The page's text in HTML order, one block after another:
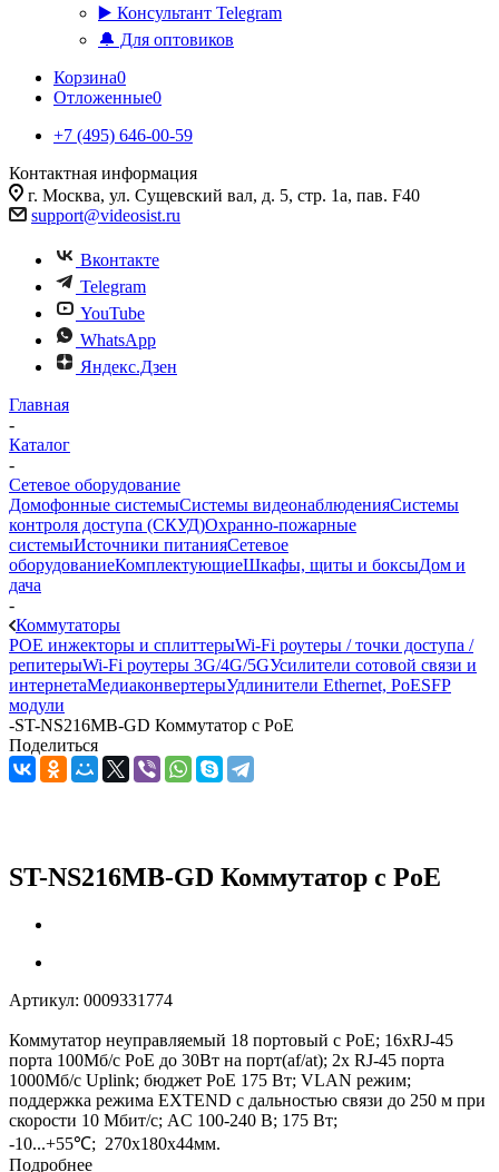
▶️ Консультант Telegram
🔔 Для оптовиков
Корзина0
Отложенные0
+7 (495) 646-00-59
Контактная информация
г. Москва, ул. Сущевский вал, д. 5, стр. 1а, пав. F40
support@videosist.ru
Вконтакте
Telegram
YouTube
WhatsApp
Яндекс.Дзен
Главная
-
Каталог
-
Сетевое оборудование
Домофонные системыСистемы видеонаблюденияСистемы
контроля доступа (СКУД)Охранно-пожарные
системыИсточники питанияСетевое
оборудованиеКомплектующиеШкафы, щиты и боксыДом и
дача
-
Коммутаторы
POE инжекторы и сплиттерыWi-Fi роутеры / точки доступа /
репитерыWi-Fi роутеры 3G/4G/5GУсилители сотовой связи и
интернетаМедиаконвертерыУдлинители Ethernet, PoESFP
модули
-ST-NS216MB-GD Коммутатор с PoE
Поделиться
ST-NS216MB-GD Коммутатор с PoE
Артикул: 0009331774
Коммутатор неуправляемый 18 портовый с PoE; 16xRJ-45
порта 100Мб/с PoE до 30Вт на порт(af/at); 2x RJ-45 порта
1000Мб/с Uplink; бюджет PoE 175 Вт; VLAN режим;
поддержка режима EXTEND с дальностью связи до 250 м при
скорости 10 Мбит/с; AC 100-240 В; 175 Вт;
-10...+55℃; 270х180х44мм.
Подробнее